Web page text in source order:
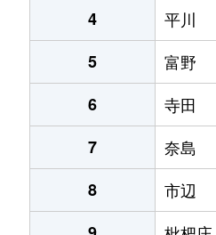
4
平川
5
富野
6
寺田
7
奈島
8
市辺